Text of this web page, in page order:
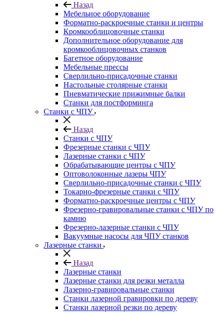
Назад
Мебельное оборудование
Форматно-раскроечные станки и центры
Кромкооблицовочные станки
Дополнительное оборудование для
кромкооблицовочных станков
Багетное оборудование
Мебельные прессы
Сверлильно-присадочные станки
Настольные столярные станки
Пневматические прижимные балки
Станки для постформинга
Станки с ЧПУ
Назад
Станки с ЧПУ
Фрезерные станки с ЧПУ
Лазерные станки с ЧПУ
Обрабатывающие центры с ЧПУ
Оптоволоконные лазеры ЧПУ
Сверлильно-присадочные станки с ЧПУ
Токарно-фрезерные станки с ЧПУ
Форматно-раскроечные центры с ЧПУ
Фрезерно-гравировальные станки с ЧПУ по
камню
Фрезерно-лазерные станки с ЧПУ
Вакуумные насосы для ЧПУ станков
Лазерные станки
Назад
Лазерные станки
Лазерные станки для резки металла
Лазерно-гравировальные станки
Станки лазерной гравировки по дереву
Станки лазерной резки по дереву